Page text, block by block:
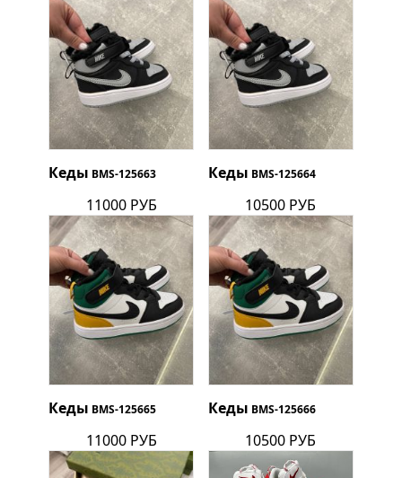
Кеды BMS-125663
11000 РУБ
Кеды BMS-125664
10500 РУБ
Кеды BMS-125665
11000 РУБ
Кеды BMS-125666
10500 РУБ